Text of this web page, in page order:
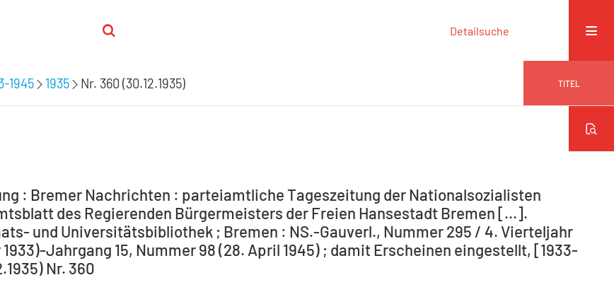
Detailsuche
1945 1935 Nr. 360 (30.12.1935) TITEL
: Bremer Nachrichten : parteiamtliche Tageszeitung der Nationalsozialisten
des Regierenden Bürgermeisters der Freien Hansestadt Bremen [...].
und Universitätsbibliothek ; Bremen : NS.-Gauverl., Nummer 295 / 4. Vierteljahr
1933)-Jahrgang 15, Nummer 98 (28. April 1945) ; damit Erscheinen eingestellt, [1933-
Nr. 360